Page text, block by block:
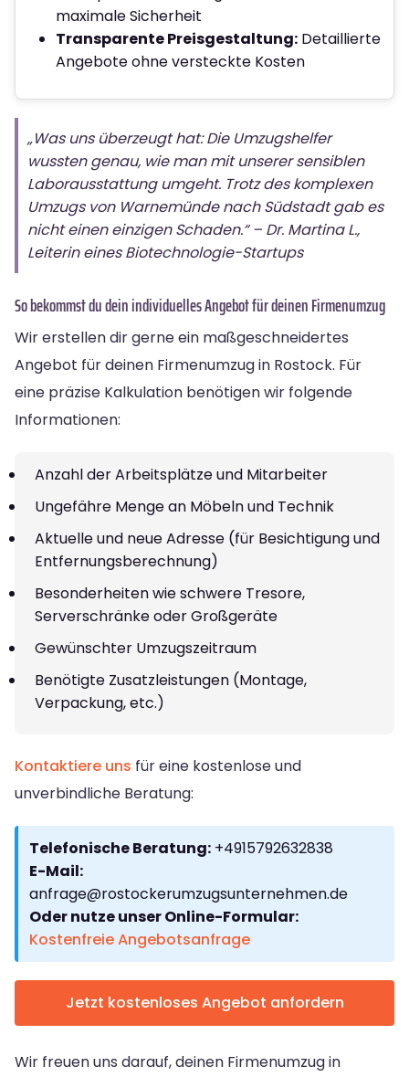
maximale Sicherheit
Transparente Preisgestaltung: Detaillierte
Angebote ohne versteckte Kosten
„Was uns überzeugt hat: Die Umzugshelfer
wussten genau, wie man mit unserer sensiblen
Laborausstattung umgeht. Trotz des komplexen
Umzugs von Warnemünde nach Südstadt gab es
nicht einen einzigen Schaden.“ – Dr. Martina L.,
Leiterin eines Biotechnologie-Startups
So bekommst du dein individuelles Angebot für deinen Firmenumzug
Wir erstellen dir gerne ein maßgeschneidertes
Angebot für deinen Firmenumzug in Rostock. Für
eine präzise Kalkulation benötigen wir folgende
Informationen:
Anzahl der Arbeitsplätze und Mitarbeiter
Ungefähre Menge an Möbeln und Technik
Aktuelle und neue Adresse (für Besichtigung und
Entfernungsberechnung)
Besonderheiten wie schwere Tresore,
Serverschränke oder Großgeräte
Gewünschter Umzugszeitraum
Benötigte Zusatzleistungen (Montage,
Verpackung, etc.)
Kontaktiere uns für eine kostenlose und
unverbindliche Beratung:
Telefonische Beratung: +4915792632838
E-Mail:
anfrage@rostockerumzugsunternehmen.de
Oder nutze unser Online-Formular:
Kostenfreie Angebotsanfrage
Jetzt kostenloses Angebot anfordern
Wir freuen uns darauf, deinen Firmenumzug in